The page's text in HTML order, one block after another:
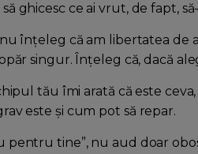
ghicesc ce ai vrut, de fapt,
înțeleg că am libertatea de
singur. Înțeleg că, dacă
tău îmi arată că este
este și cum pot să repar.
pentru tine”, nu aud doar